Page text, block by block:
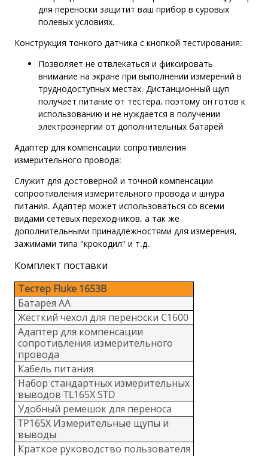
для переноски защитит ваш прибор в суровых
полевых условиях.
Конструкция тонкого датчика с кнопкой тестирования:
Позволяет не отвлекаться и фиксировать
внимание на экране при выполнении измерений в
труднодоступных местах. Дистанционный щуп
получает питание от тестера, поэтому он готов к
использованию и не нуждается в получении
электроэнергии от дополнительных батарей
Адаптер для компенсации сопротивления
измерительного провода:
Служит для достоверной и точной компенсации
сопроотивления измерительного провода и шнура
питания. Адаптер может использоваться со всеми
видами сетевых переходников, а так же
дополнительными принадлежностями для измерения,
зажимами типа "крокодил" и т.д.
Комплект поставки
Тестер Fluke 1653B
Батарея AA
Жесткий чехол для переноски C1600
Адаптер для компенсации
сопротивления измерительного
провода
Кабель питания
Набор стандартных измерительных
выводов TL165X STD
Удобный ремешок для переноса
TP165X Измерительные щупы и
выводы
Краткое руководство пользователя